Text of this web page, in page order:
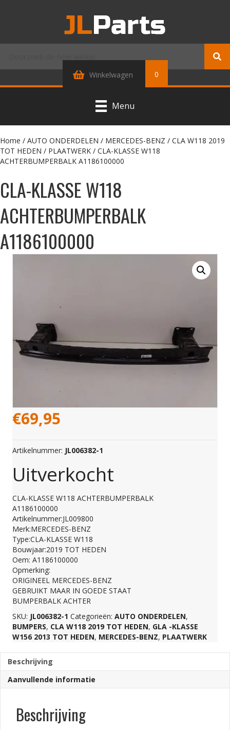
Winkelwagen 0
Menu
Home / AUTO ONDERDELEN / MERCEDES-BENZ / CLA W118 2019
TOT HEDEN / PLAATWERK / CLA-KLASSE W118
ACHTERBUMPERBALK A1186100000
CLA-KLASSE W118
ACHTERBUMPERBALK
A1186100000
€69,95
Artikelnummer: JL006382-1
Uitverkocht
CLA-KLASSE W118 ACHTERBUMPERBALK
A1186100000
Artikelnummer:JL009800
Merk:MERCEDES-BENZ
Type:CLA-KLASSE W118
Bouwjaar:2019 TOT HEDEN
Oem: A1186100000
Opmerking:
ORIGINEEL MERCEDES-BENZ
GEBRUIKT MAAR IN GOEDE STAAT
BUMPERBALK ACHTER
SKU: JL006382-1 Categorieën: AUTO ONDERDELEN,
BUMPERS, CLA W118 2019 TOT HEDEN, GLA -KLASSE
W156 2013 TOT HEDEN, MERCEDES-BENZ, PLAATWERK
Beschrijving
Aanvullende informatie
Beschrijving